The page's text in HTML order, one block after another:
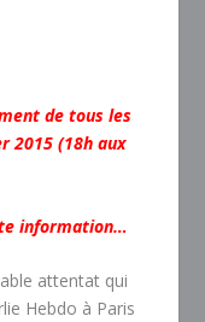
de tous les
2015 (18h aux
information…
attentat qui
Hebdo à Paris